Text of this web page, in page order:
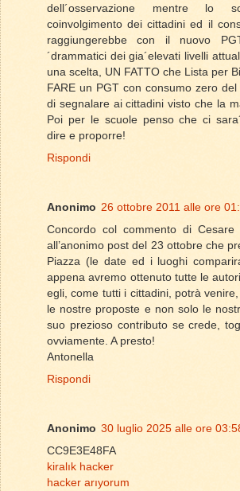
dell´osservazione mentre lo
coinvolgimento dei cittadini ed il
raggiungerebbe con il nuovo
´drammatici dei gia´elevati livelli
una scelta, UN FATTO che Lista per
FARE un PGT con consumo zero
di segnalare ai cittadini visto che la
Poi per le scuole penso che ci
dire e proporre!
Rispondi
Anonimo 26 ottobre 2011 alle ore
Concordo col commento di
all’anonimo post del 23 ottobre che
Piazza (le date ed i luoghi
appena avremo ottenuto tutte le
egli, come tutti i cittadini, potrà
le nostre proposte e non solo le
suo prezioso contributo se crede,
ovviamente. A presto!
Antonella
Rispondi
Anonimo 30 luglio 2025 alle ore
CC9E3E48FA
kiralık hacker
hacker arıyorum